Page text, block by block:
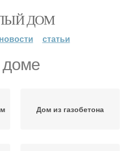
ДОМ
новости статьи
доме
Дом из газобетона